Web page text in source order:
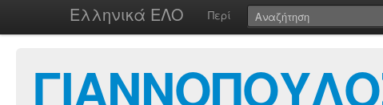
Ελληνικά ΕΛΟ Περί